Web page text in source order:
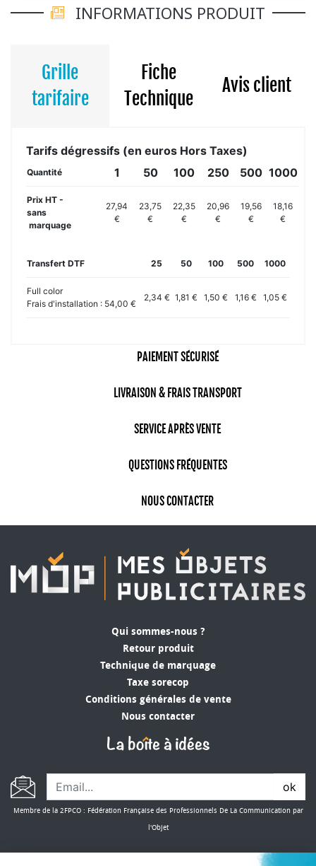
INFORMATIONS PRODUIT
Grille
tarifaire
Fiche
Technique
Avis client
Tarifs dégressifs (en euros Hors Taxes)
Quantité 1 50 100 250 500 1000
Prix HT -
sans
marquage
27,94
€
23,75
€
22,35
€
20,96
€
19,56
€
18,16
€
Transfert DTF 25 50 100 500 1000
Full color
Frais d'installation : 54,00 €
2,34 € 1,81 € 1,50 € 1,16 € 1,05 €
PAIEMENT SÉCURISÉ
LIVRAISON & FRAIS TRANSPORT
SERVICE APRÈS VENTE
QUESTIONS FRÉQUENTES
NOUS CONTACTER
Qui sommes-nous ?
Retour produit
Technique de marquage
Taxe sorecop
Conditions générales de vente
Nous contacter
ok
Membre de la 2FPCO : Fédération Française des Professionnels De La Communication par
l'Objet